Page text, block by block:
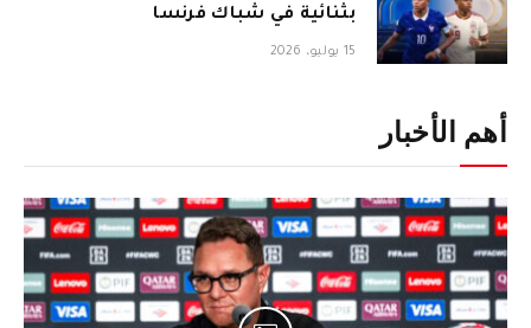
بثنائية في شباك فرنسا
15 يوليو، 2026
أهم الأخبار